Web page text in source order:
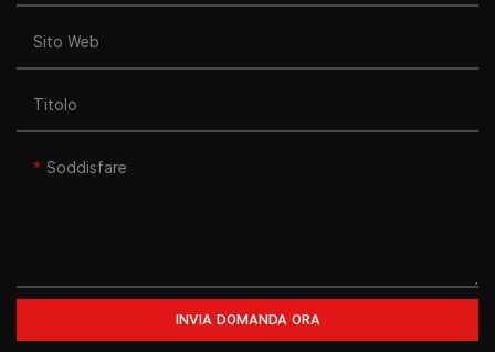
Sito Web
Titolo
Soddisfare
INVIA DOMANDA ORA